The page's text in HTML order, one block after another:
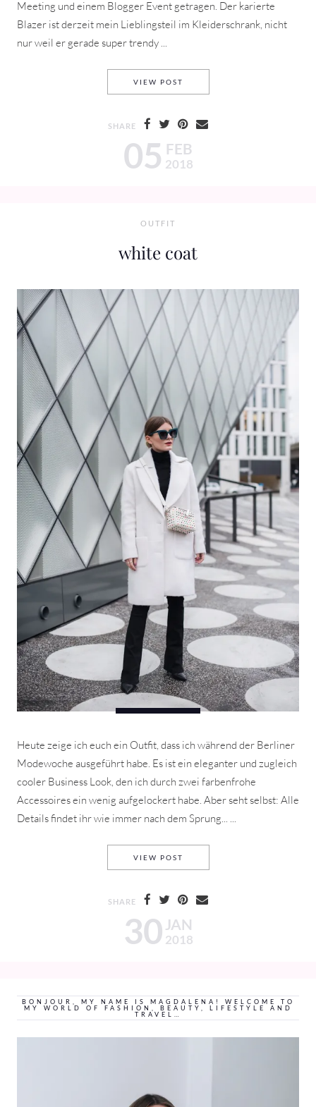
Meeting und einem Blogger Event getragen. Der karierte
Blazer ist derzeit mein Lieblingsteil im Kleiderschrank, nicht
nur weil er gerade super trendy ...
05 FEB
2018
VIEW POST
SHARE
OUTFIT
white coat
Heute zeige ich euch ein Outfit, dass ich während der Berliner
Modewoche ausgeführt habe. Es ist ein eleganter und zugleich
cooler Business Look, den ich durch zwei farbenfrohe
Accessoires ein wenig aufgelockert habe. Aber seht selbst: Alle
Details findet ihr wie immer nach dem Sprung... ...
30 JAN
2018
VIEW POST
SHARE
BONJOUR, MY NAME IS MAGDALENA! WELCOME TO
MY WORLD OF FASHION, BEAUTY, LIFESTYLE AND
TRAVEL…